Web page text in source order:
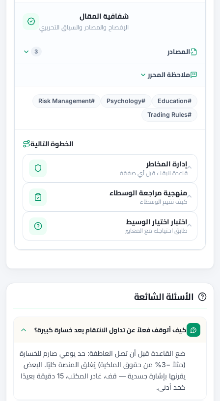
شفافية المقال
الإفصاح والمصادر والسياق التحريري
المصادر 3
ملاحظة المحرر
#Education
#Psychology
#Risk Management
#Trading Rules
الخطوة التالية
إدارة المخاطر
قاعدة البقاء قبل أي صفقة
منهجية مراجعة الوسطاء
كيف نقيم الوسطاء
اختبار اختيار الوسيط
طابق احتياجك مع المعايير
الأسئلة الشائعة
كيف أتوقف فعلاً عن تداول الانتقام بعد خسارة كبيرة؟
ضع القاعدة قبل أن تصل العاطفة: حد يومي صارم للخسارة
(مثلاً −3% من حقوق الملكية) يُغلق المنصة كليًا. البعض
يقرنها بإشارة جسدية — قف، غادر المكتب، 15 دقيقة بعيدًا
كحد أدنى.